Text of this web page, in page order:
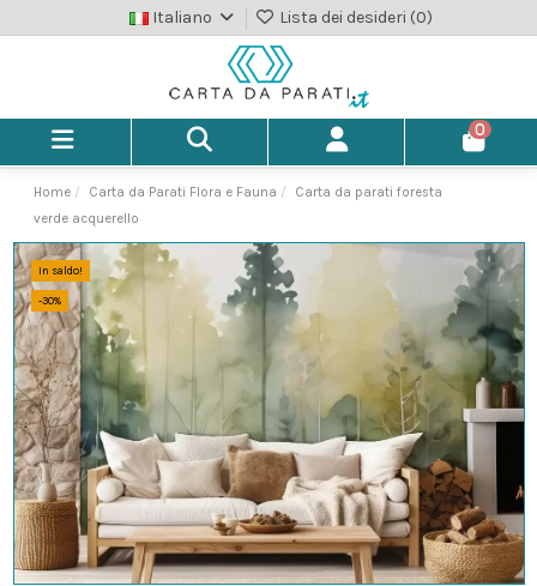
Italiano Lista dei desideri (0)
0
Home Carta da Parati Flora e Fauna
Carta da parati foresta
verde acquerello
In saldo!
-30%